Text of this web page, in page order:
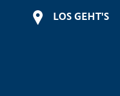
LOS GEHT'S